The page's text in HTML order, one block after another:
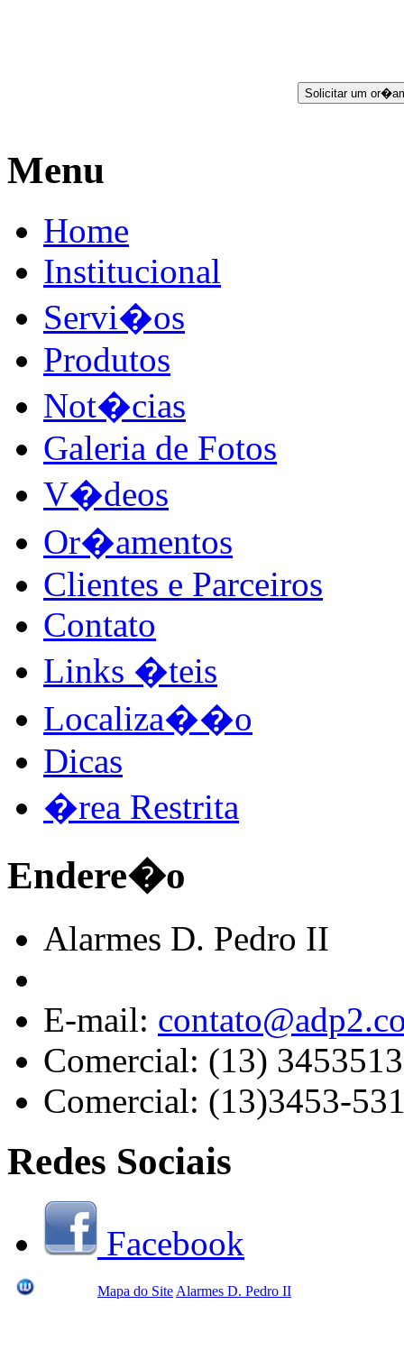
Menu
Home
Institucional
Servi�os
Produtos
Not�cias
Galeria de Fotos
V�deos
Or�amentos
Clientes e Parceiros
Contato
Links �teis
Localiza��o
Dicas
�rea Restrita
Endere�o
Alarmes D. Pedro II
E-mail:
Comercial: (13)
Comercial: (13)3453-
Redes Sociais
Facebook
Mapa do Site Alarmes D. Pedro II